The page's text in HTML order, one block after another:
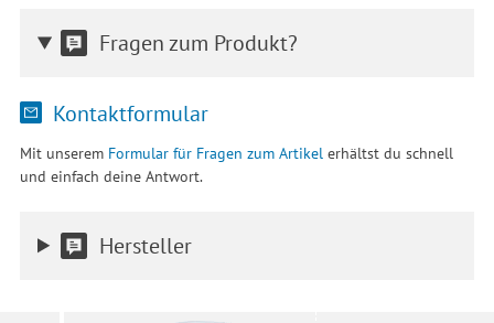
Fragen zum Produkt?
Kontaktformular
Mit unserem Formular für Fragen zum Artikelerhältst du schnell
und einfach deine Antwort.
Hersteller